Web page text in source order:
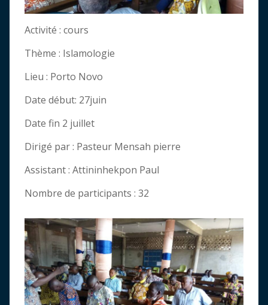
Activité : cours
Thème : Islamologie
Lieu : Porto Novo
Date début: 27juin
Date fin 2 juillet
Dirigé par : Pasteur Mensah pierre
Assistant : Attininhekpon Paul
Nombre de participants : 32